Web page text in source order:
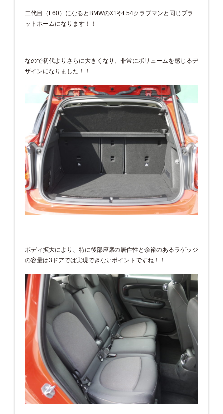
二代目（F60）になるとBMWのX1やF54クラブマンと同じプラ
ットホームになります！！
なので初代よりさらに大きくなり、非常にボリュームを感じるデ
ザインになりました！！
ボディ拡大により、特に後部座席の居住性と余裕のあるラゲッジ
の容量は3ドアでは実現できないポイントですね！！